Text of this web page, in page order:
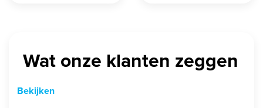
Wat onze klanten zeggen
Bekijken